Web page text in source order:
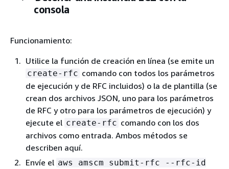
consola
Funcionamiento:
Utilice la función de creación en línea (se emite un
create-rfc comando con todos los parámetros
de ejecución y de RFC incluidos) o la de plantilla (se
crean dos archivos JSON, uno para los parámetros
de RFC y otro para los parámetros de ejecución) y
ejecute el create-rfc comando con los dos
archivos como entrada. Ambos métodos se
describen aquí.
Envíe el aws amscm submit-rfc --rfc-id